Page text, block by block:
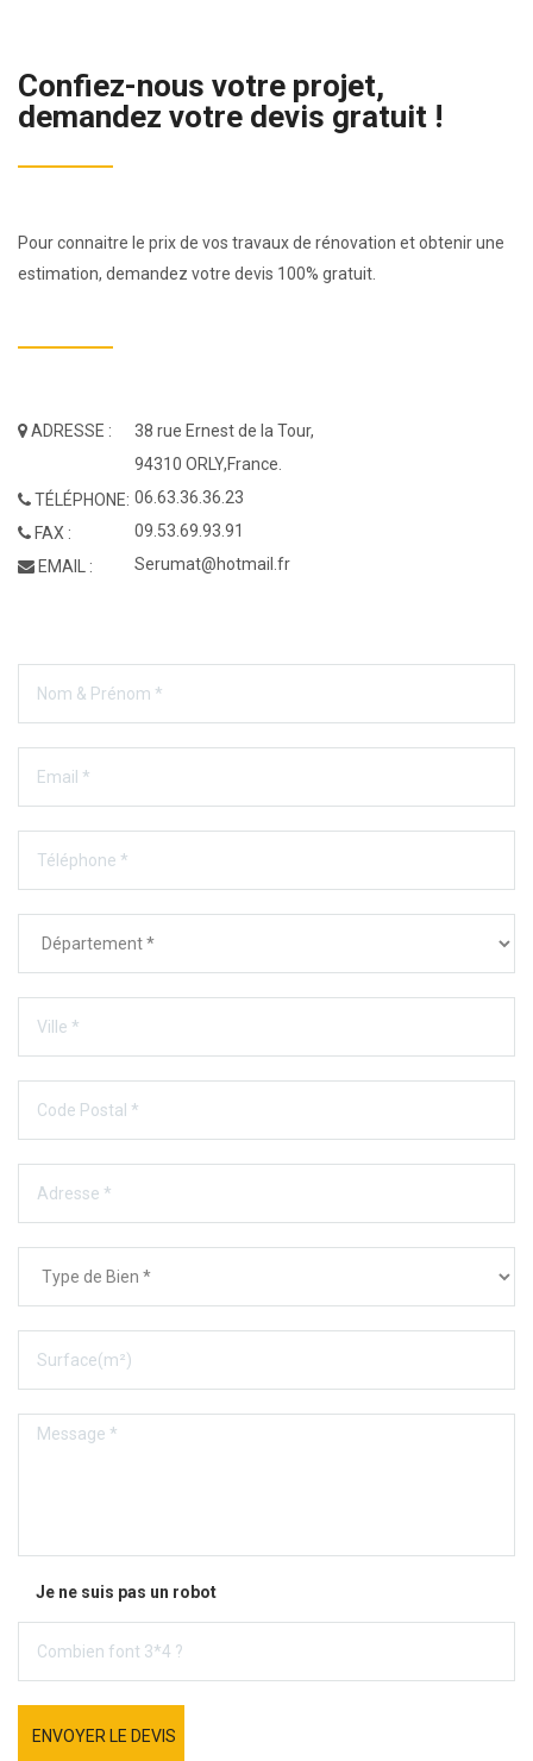
Confiez-nous votre projet,
demandez votre devis gratuit !
Pour connaitre le prix de vos travaux de rénovation et obtenir une
estimation, demandez votre devis 100% gratuit.
ADRESSE :
TÉLÉPHONE:
FAX :
EMAIL :
38 rue Ernest de la Tour,
94310 ORLY,France.
06.63.36.36.23
09.53.69.93.91
Serumat@hotmail.fr
Je ne suis pas un robot
ENVOYER LE DEVIS